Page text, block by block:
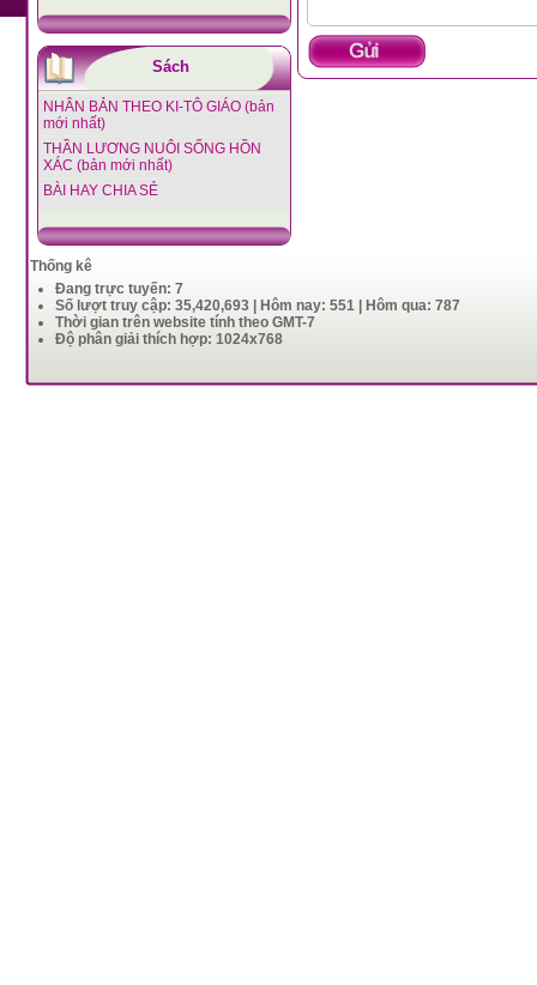
Sách
NHÂN BẢN THEO KI-TÔ GIÁO (bản
mới nhất)
THẦN LƯƠNG NUÔI SỐNG HỒN
XÁC (bản mới nhất)
BÀI HAY CHIA SẺ
Thống kê
Đang trực tuyến: 7
Số lượt truy cập: 35,420,693 | Hôm nay: 551 | Hôm qua: 787
Thời gian trên website tính theo GMT-7
Độ phân giải thích hợp: 1024x768